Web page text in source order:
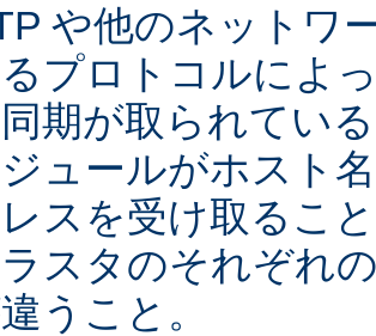
や他のネットワ
プロトコルによ
期が取られてい
ュールがホスト
レスを受け取るこ
スタのそれぞれ
うこと。